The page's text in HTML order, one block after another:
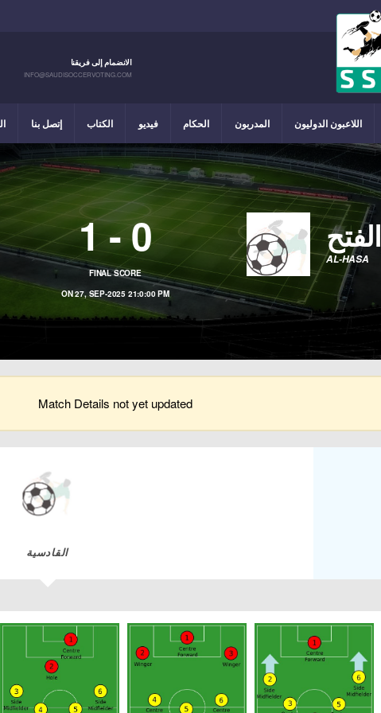
الانضمام إلى فريقنا
INFO@SAUDISOCCERVOTING.COM
اللاعبون الدوليون المدربون الحكام فيديو الكتاب إتصل بنا
1-0
FINAL SCORE
ON 27, SEP-2025 21:0:00 PM
الفتح
AL-HASA
Match Details not yet updated
القادسية